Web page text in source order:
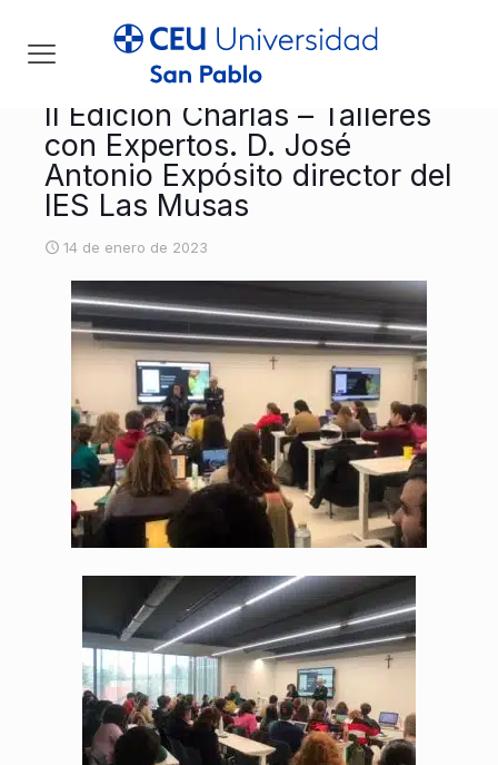
II Edición Charlas – Talleres
con Expertos. D. José
Antonio Expósito director del
IES Las Musas
14 de enero de 2023